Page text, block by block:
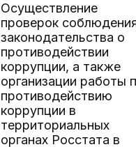
Осуществление
проверок
законодательства о
противодействии
коррупции, а также
организации работы
противодействию
коррупции в
территориальных
органах Росстата в